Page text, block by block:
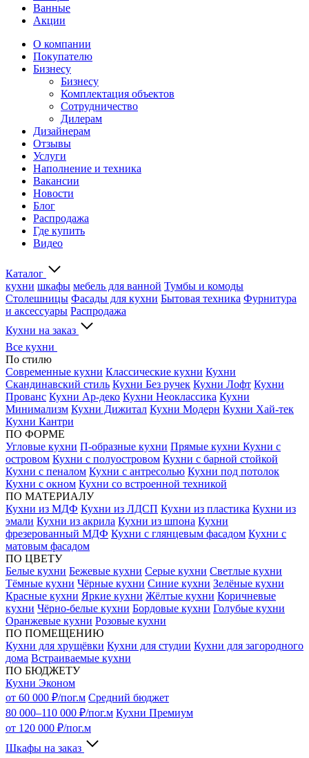
Ванные
Акции
О компании
Покупателю
Бизнесу
Бизнесу
Комплектация объектов
Сотрудничество
Дилерам
Дизайнерам
Отзывы
Услуги
Наполнение и техника
Вакансии
Новости
Блог
Распродажа
Где купить
Видео
Каталог
кухни шкафы мебель для ванной Тумбы и комоды
Столешницы Фасады для кухни Бытовая техника Фурнитура
и аксессуары Распродажа
Кухни на заказ
Все кухни
По стилю
Современные кухни Классические кухни Кухни
Скандинавский стиль Кухни Без ручек Кухни Лофт Кухни
Прованс Кухни Ар-деко Кухни Неоклассика Кухни
Минимализм Кухни Дижитал Кухни Модерн Кухни Хай-тек
Кухни Кантри
ПО ФОРМЕ
Угловые кухни П-образные кухни Прямые кухни Кухни с
островом Кухни с полуостровом Кухни с барной стойкой
Кухни с пеналом Кухни с антресолью Кухни под потолок
Кухни с окном Кухни со встроенной техникой
ПО МАТЕРИАЛУ
Кухни из МДФ Кухни из ЛДСП Кухни из пластика Кухни из
эмали Кухни из акрила Кухни из шпона Кухни
фрезерованный МДФ Кухни с глянцевым фасадом Кухни с
матовым фасадом
ПО ЦВЕТУ
Белые кухни Бежевые кухни Серые кухни Светлые кухни
Тёмные кухни Чёрные кухни Синие кухни Зелёные кухни
Красные кухни Яркие кухни Жёлтые кухни Коричневые
кухни Чёрно-белые кухни Бордовые кухни Голубые кухни
Оранжевые кухни Розовые кухни
ПО ПОМЕЩЕНИЮ
Кухни для хрущёвки Кухни для студии Кухни для загородного
дома Встраиваемые кухни
ПО БЮДЖЕТУ
Кухни Эконом
от 60 000 ₽/пог.м Средний бюджет
80 000–110 000 ₽/пог.м Кухни Премиум
от 120 000 ₽/пог.м
Шкафы на заказ